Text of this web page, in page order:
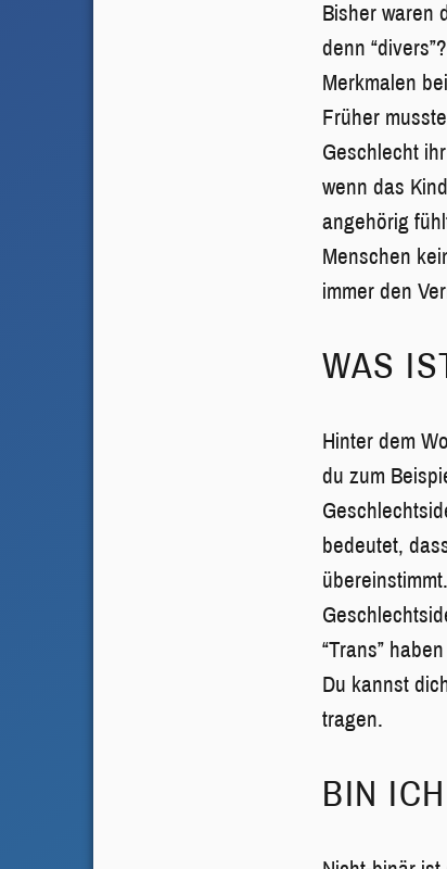
Bisher waren
denn
Merkmalen
Früher
Geschlecht
wenn das
angehörig
Menschen
immer den
WAS
Hinter dem
du zum
bedeutet,
“Trans”
Du kannst
tragen.
BIN